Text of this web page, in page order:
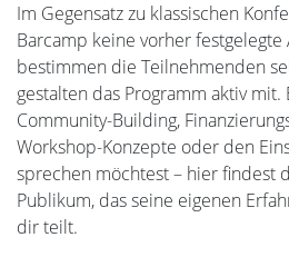
Im Gegensatz zu klassischen
Barcamp keine vorher festgelegte
bestimmen die Teilnehmenden
gestalten das Programm aktiv mit.
Community-Building,
Workshop-Konzepte oder den
sprechen möchtest – hier findest
Publikum, das seine eigenen
dir teilt.